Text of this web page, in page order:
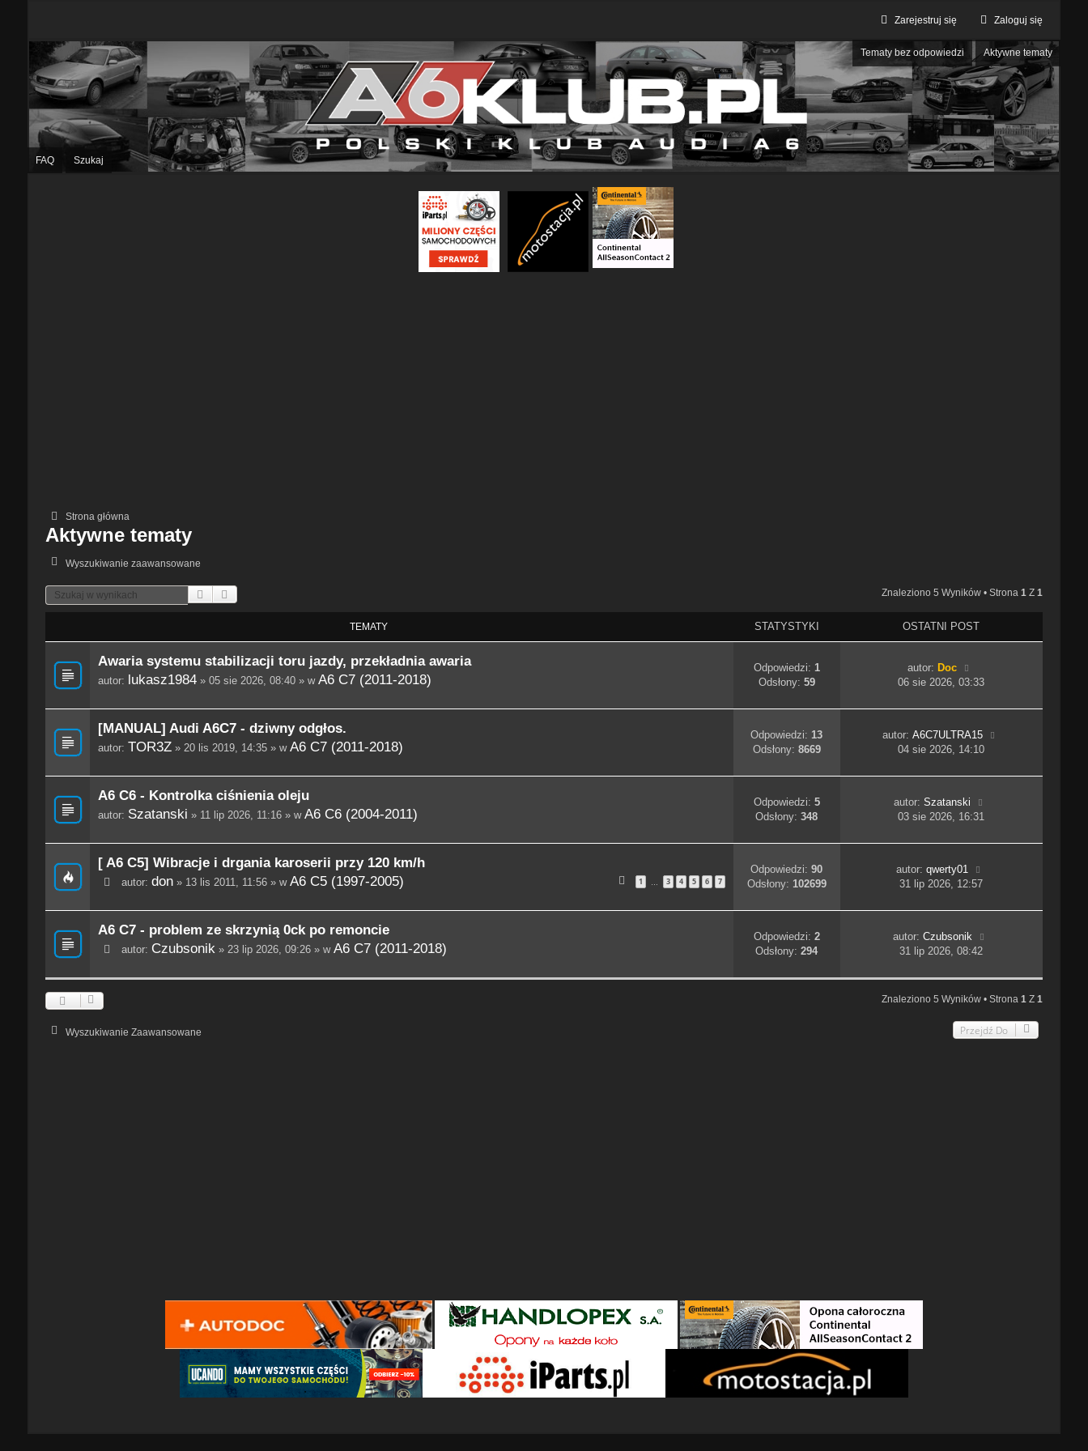
Zaloguj się
Zarejestruj się
Tematy bez odpowiedzi Aktywne tematy
FAQ Szukaj
Strona główna
Aktywne tematy
Wyszukiwanie zaawansowane
Szukaj Znaleziono 5 Wyników • Strona1 Z1
TEMATY STATYSTYKI OSTATNI POST
Awaria systemu stabilizacji toru jazdy, przekładnia awaria
autor: lukasz1984» 05 sie 2026, 08:40 » w A6 C7 (2011-2018)
Odpowiedzi: 1
Odsłony: 59
autor: Doc
06 sie 2026, 03:33
[MANUAL] Audi A6C7 - dziwny odgłos.
autor: TOR3Z» 20 lis 2019, 14:35 » w A6 C7 (2011-2018)
Odpowiedzi:13
Odsłony: 8669
autor: A6C7ULTRA15
04 sie 2026, 14:10
A6 C6 - Kontrolka ciśnienia oleju
autor: Szatanski » 11 lip 2026, 11:16 » w A6 C6 (2004-2011)
Odpowiedzi: 5
Odsłony:348
autor:Szatanski
03 sie 2026, 16:31
[ A6 C5] Wibracje i drgania karoserii przy 120 km/h
autor: don» 13 lis 2011, 11:56 » w A6 C5 (1997-2005) 1 … 3 4 5 6 7
Odpowiedzi:90
Odsłony: 102699
autor:qwerty01
31 lip 2026, 12:57
A6 C7 - problem ze skrzynią 0ck po remoncie
autor: Czubsonik» 23 lip 2026, 09:26 » w A6 C7 (2011-2018)
Odpowiedzi: 2
Odsłony:294
autor: Czubsonik
31 lip 2026, 08:42
Znaleziono 5 Wyników • Strona1 Z1
Wyszukiwanie Zaawansowane Przejdź Do